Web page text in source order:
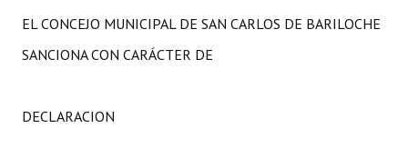
EL CONCEJO MUNICIPAL DE SAN CARLOS DE BARILOCHE
SANCIONA CON CARÁCTER DE
DECLARACION